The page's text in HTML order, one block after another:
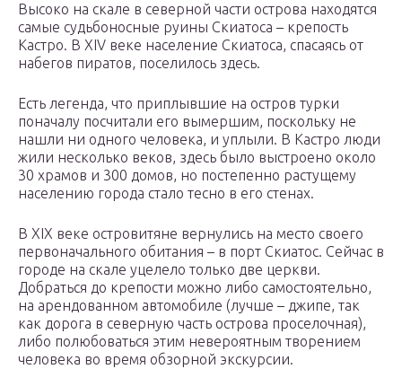
Высоко на скале в северной части острова находятся
самые судьбоносные руины Скиатоса – крепость
Кастро. В XIV веке население Скиатоса, спасаясь от
набегов пиратов, поселилось здесь.
Есть легенда, что приплывшие на остров турки
поначалу посчитали его вымершим, поскольку не
нашли ни одного человека, и уплыли. В Кастро люди
жили несколько веков, здесь было выстроено около
30 храмов и 300 домов, но постепенно растущему
населению города стало тесно в его стенах.
В XIX веке островитяне вернулись на место своего
первоначального обитания – в порт Скиатос. Сейчас в
городе на скале уцелело только две церкви.
Добраться до крепости можно либо самостоятельно,
на арендованном автомобиле (лучше – джипе, так
как дорога в северную часть острова проселочная),
либо полюбоваться этим невероятным творением
человека во время обзорной экскурсии.